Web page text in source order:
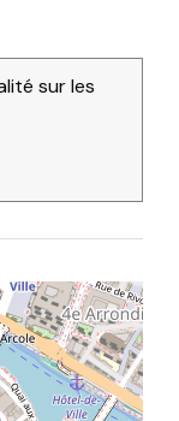
sur les